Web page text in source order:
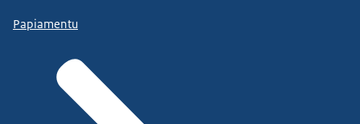
Papiamentu